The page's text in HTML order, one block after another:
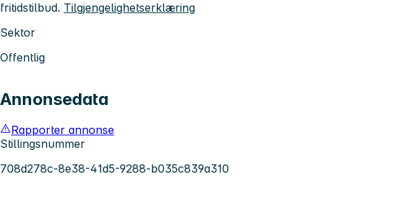
fritidstilbud. Tilgjengelighetserklæring
Sektor
Offentlig
Annonsedata
Rapporter annonse
Stillingsnummer
708d278c-8e38-41d5-9288-b035c839a310